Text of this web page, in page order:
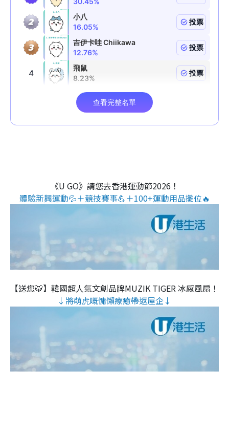
《U GO》請您去香港運動節2026！
體驗新興運動💦＋競技賽事💪＋100+運動用品攤位🔥
【送您🐯】韓國超人氣文創品牌MUZIK TIGER 冰感風扇！
↓將萌虎嘅慵懶療癒帶返屋企↓